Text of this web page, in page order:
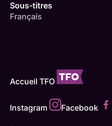
Sous-titres
Français
Accueil TFO
Instagram Facebook